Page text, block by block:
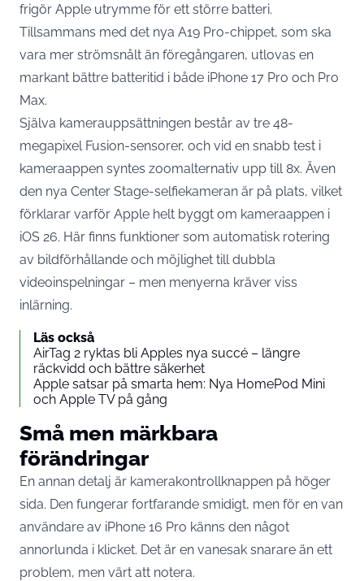
frigör Apple utrymme för ett större batteri.
Tillsammans med det nya A19 Pro-chippet, som ska
vara mer strömsnålt än föregångaren, utlovas en
markant bättre batteritid i både iPhone 17 Pro och Pro
Max.
Själva kamerauppsättningen består av tre 48-
megapixel Fusion-sensorer, och vid en snabb test i
kameraappen syntes zoomalternativ upp till 8x. Även
den nya Center Stage-selfiekameran är på plats, vilket
förklarar varför Apple helt byggt om kameraappen i
iOS 26. Här finns funktioner som automatisk rotering
av bildförhållande och möjlighet till dubbla
videoinspelningar – men menyerna kräver viss
inlärning.
Läs också
AirTag 2 ryktas bli Apples nya succé – längre
räckvidd och bättre säkerhet
Apple satsar på smarta hem: Nya HomePod Mini
och Apple TV på gång
Små men märkbara
förändringar
En annan detalj är kamerakontrollknappen på höger
sida. Den fungerar fortfarande smidigt, men för en van
användare av iPhone 16 Pro känns den något
annorlunda i klicket. Det är en vanesak snarare än ett
problem, men värt att notera.